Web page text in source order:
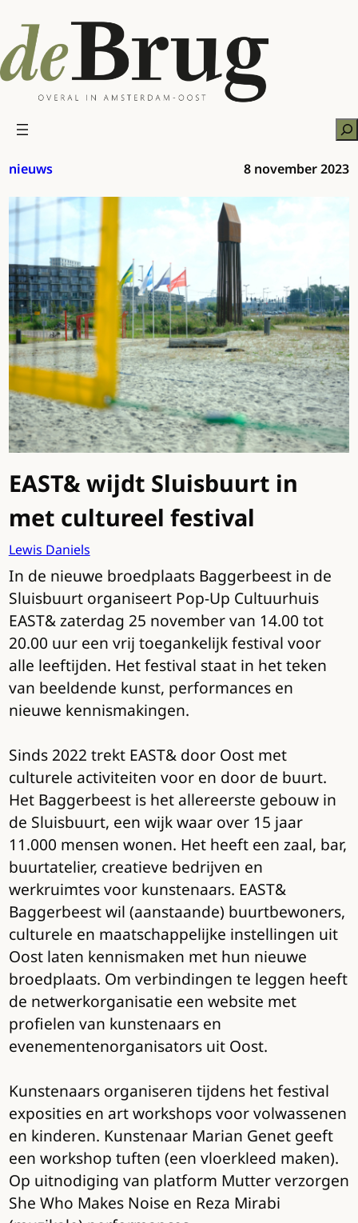
naar
de
inhoud
nieuws 8 november 2023
EAST& wijdt Sluisbuurt in
met cultureel festival
Lewis Daniels
In de nieuwe broedplaats Baggerbeest in de
Sluisbuurt organiseert Pop-Up Cultuurhuis
EAST& zaterdag 25 november van 14.00 tot
20.00 uur een vrij toegankelijk festival voor
alle leeftijden. Het festival staat in het teken
van beeldende kunst, performances en
nieuwe kennismakingen.
Sinds 2022 trekt EAST& door Oost met
culturele activiteiten voor en door de buurt.
Het Baggerbeest is het allereerste gebouw in
de Sluisbuurt, een wijk waar over 15 jaar
11.000 mensen wonen. Het heeft een zaal, bar,
buurtatelier, creatieve bedrijven en
werkruimtes voor kunstenaars. EAST&
Baggerbeest wil (aanstaande) buurtbewoners,
culturele en maatschappelijke instellingen uit
Oost laten kennismaken met hun nieuwe
broedplaats. Om verbindingen te leggen heeft
de netwerkorganisatie een website met
profielen van kunstenaars en
evenementenorganisators uit Oost.
Kunstenaars organiseren tijdens het festival
exposities en art workshops voor volwassenen
en kinderen. Kunstenaar Marian Genet geeft
een workshop tuften (een vloerkleed maken).
Op uitnodiging van platform Mutter verzorgen
She Who Makes Noise en Reza Mirabi